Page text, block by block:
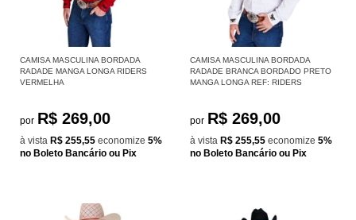
CAMISA MASCULINA BORDADA
RADADE MANGA LONGA RIDERS
VERMELHA
por R$ 269,00
à vista R$ 255,55 economize 5%
no Boleto Bancário ou Pix
CAMISA MASCULINA BORDADA
RADADE BRANCA BORDADO PRETO
MANGA LONGA REF: RIDERS
por R$ 269,00
à vista R$ 255,55 economize 5%
no Boleto Bancário ou Pix